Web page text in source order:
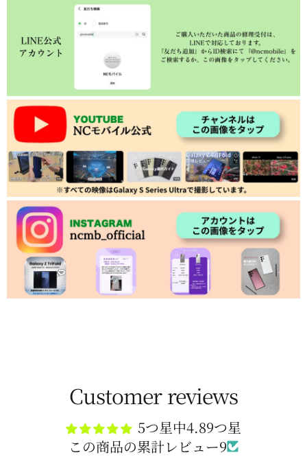
Customer reviews
5つ星中4.89つ星
この商品の累計レビュー9